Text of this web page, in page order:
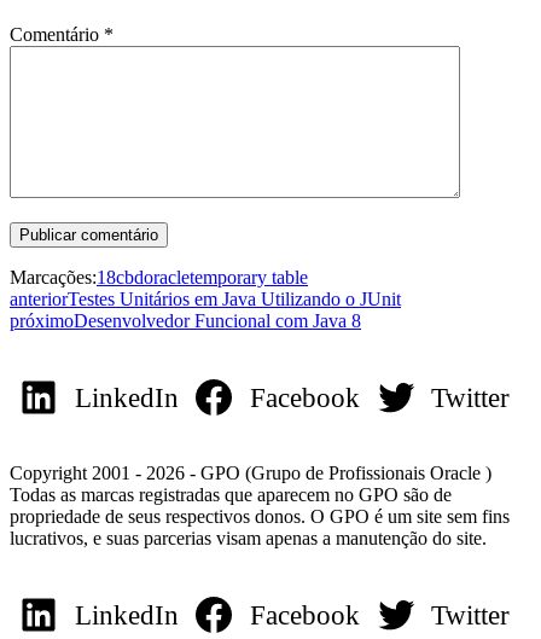
Comentário *
Marcações:18cbdoracletemporary table
anteriorTestes Unitários em Java Utilizando o JUnit
próximoDesenvolvedor Funcional com Java 8
LinkedIn Facebook Twitter
Copyright 2001 - 2026 - GPO (Grupo de Profissionais Oracle )
Todas as marcas registradas que aparecem no GPO são de
propriedade de seus respectivos donos. O GPO é um site sem fins
lucrativos, e suas parcerias visam apenas a manutenção do site.
LinkedIn Facebook Twitter